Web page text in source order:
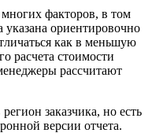
факторов, в том
указана ориентировочно
как в меньшую
расчета стоимости
рассчитают
заказчика, но есть
версии отчета.